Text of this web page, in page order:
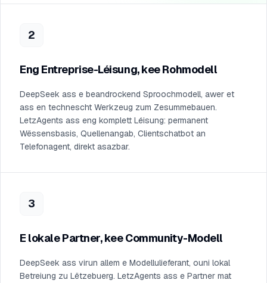
2
Eng Entreprise-Léisung, kee Rohmodell
DeepSeek ass e beandrockend Sproochmodell, awer et
ass en technescht Werkzeug zum Zesummebauen.
LetzAgents ass eng komplett Léisung: permanent
Wëssensbasis, Quellenangab, Clientschatbot an
Telefonagent, direkt asazbar.
3
E lokale Partner, kee Community-Modell
DeepSeek ass virun allem e Modellulieferant, ouni lokal
Betreiung zu Lëtzebuerg. LetzAgents ass e Partner mat